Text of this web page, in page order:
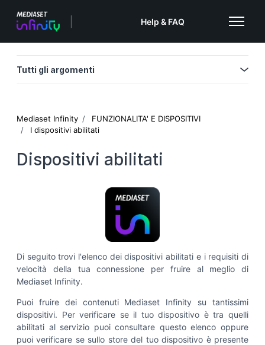
Help & FAQ
Alterna
Mediaset Infinity
FUNZIONALITA' E DISPOSITIVI
I dispositivi abilitati
Dispositivi abilitati
Di seguito trovi l'elenco dei dispositivi abilitati e i requisiti di
velocità della tua connessione per fruire al meglio di
Mediaset Infinity.
Puoi fruire dei contenuti Mediaset Infinity su tantissimi
dispositivi. Per verificare se il tuo dispositivo è tra quelli
abilitati al servizio puoi consultare questo elenco oppure
puoi verificare se sullo store del tuo dispositivo è presente
Tutti gli argomenti